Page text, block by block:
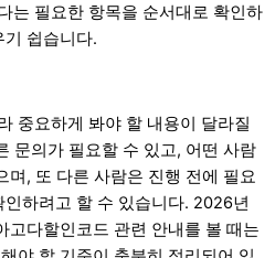
는 필요한 항목을 순서대로 확인하
쉽습니다.
중요하게 봐야 할 내용이 달라질
문의가 필요할 수 있고, 어떤 사람
며, 또 다른 사람은 진행 전에 필요
하려고 할 수 있습니다. 2026년
고다할인코드 관련 안내를 볼 때는